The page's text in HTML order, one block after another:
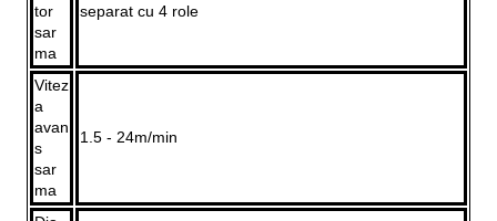
tor
sar
ma
separat cu 4 role
Vitez
a
avan
s
sar
ma
1.5 - 24m/min